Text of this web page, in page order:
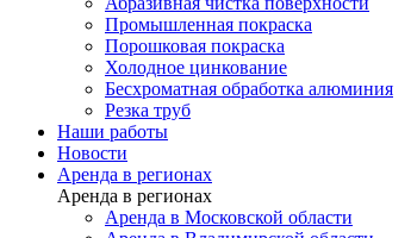
Промышленная покраска
Порошковая покраска
Холодное цинкование
Бесхроматная обработка алюминия
Резка труб
Наши работы
Новости
Аренда в регионах
Аренда в регионах
Аренда в Московской области